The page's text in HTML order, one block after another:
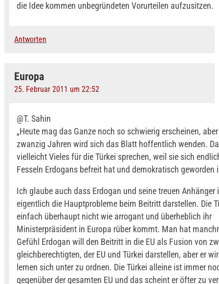
die Idee kommen unbegründeten Vorurteilen aufzusitzen.
Antworten
Europa
25. Februar 2011 um 22:52
@T. Sahin
„Heute mag das Ganze noch so schwierig erscheinen,
zwanzig Jahren wird sich das Blatt hoffentlich wenden.
vielleicht Vieles für die Türkei sprechen, weil sie sich
Fesseln Erdogans befreit hat und demokratisch geworden
Ich glaube auch dass Erdogan und seine treuen Anhänger
eigentlich die Hauptprobleme beim Beitritt darstellen. Die
einfach überhaupt nicht wie arrogant und überheblich ihr
Ministerpräsident in Europa rüber kommt. Man hat
Gefühl Erdogan will den Beitritt in die EU als Fusion von
gleichberechtigten, der EU und Türkei darstellen, aber er
lernen sich unter zu ordnen. Die Türkei alleine ist immer
gegenüber der gesamten EU und das scheint er öfter zu